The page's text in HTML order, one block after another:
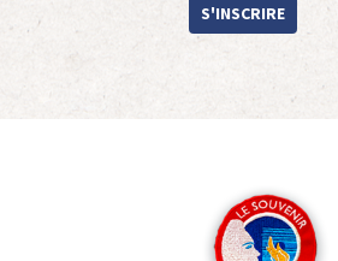
S'INSCRIRE